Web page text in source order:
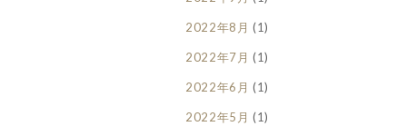
2022年8月 (1)
2022年7月 (1)
2022年6月 (1)
2022年5月 (1)